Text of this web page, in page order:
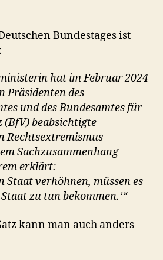
Bundestages ist
hat im Februar 2024
Präsidenten des
und des Bundesamtes für
(BfV) beabsichtigte
Rechtsextremismus
Sachzusammenhang
erklärt:
Staat verhöhnen, müssen es
zu tun bekommen.‘“
kann man auch anders